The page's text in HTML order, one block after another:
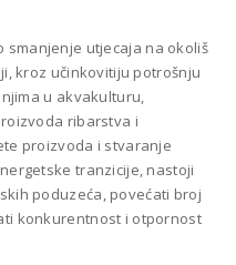
smanjenje utjecaja na okoliš
kroz učinkovitiju potrošnju
u akvakulturu,
ribarstva i
proizvoda i stvaranje
tranzicije, nastoji
poduzeća, povećati broj
konkurentnost i otpornost